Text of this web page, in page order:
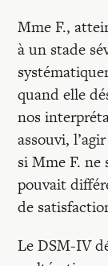
Recherches
Entretiens
Revues
Colloque
Mon panier
Mme F.,
à un stade
quand elle
nos
assouvi,
si Mme F.
pouvait
de
Le DSM-IV